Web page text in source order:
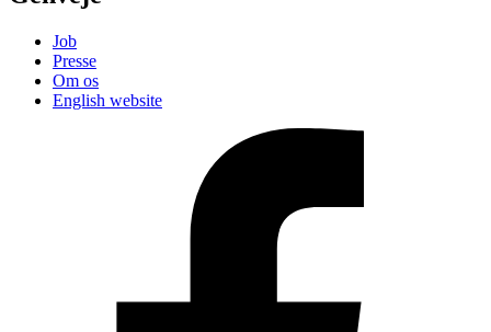
Job
Presse
Om os
English website